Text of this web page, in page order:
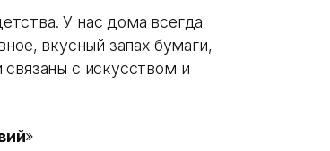
У нас дома всегда
вкусный запах бумаги,
с искусством и
»